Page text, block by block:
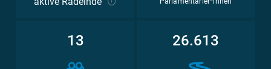
13 26.613